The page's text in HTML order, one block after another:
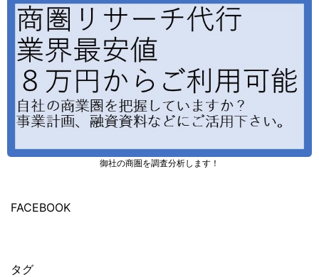
御社の商圏を調査分析します！
FACEBOOK
タグ